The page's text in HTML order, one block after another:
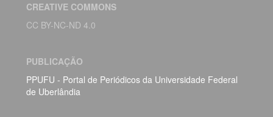
CREATIVE COMMONS
CC BY-NC-ND 4.0
PUBLICAÇÃO
PPUFU - Portal de Periódicos da Universidade Federal
de Uberlândia